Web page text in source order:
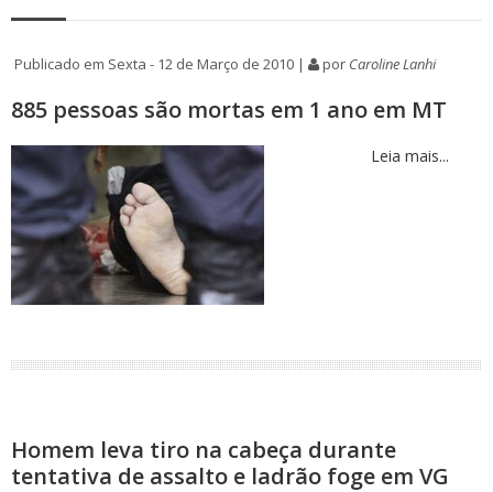
Publicado em Sexta - 12 de Março de 2010 | por Caroline Lanhi
885 pessoas são mortas em 1 ano em MT
Leia mais...
Homem leva tiro na cabeça durante
tentativa de assalto e ladrão foge em VG